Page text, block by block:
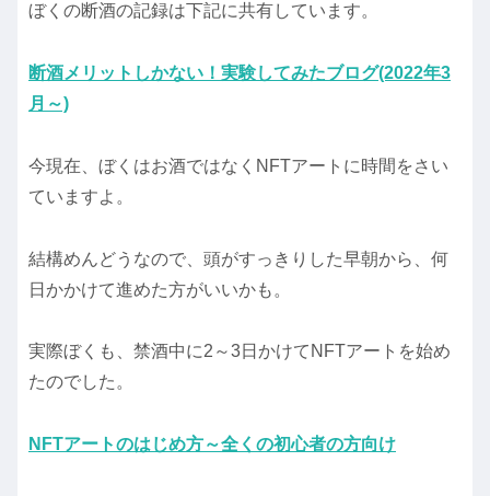
ぼくの断酒の記録は下記に共有しています。
断酒メリットしかない！実験してみたブログ(2022年3
月～)
今現在、ぼくはお酒ではなくNFTアートに時間をさい
ていますよ。
結構めんどうなので、頭がすっきりした早朝から、何
日かかけて進めた方がいいかも。
実際ぼくも、禁酒中に2～3日かけてNFTアートを始め
たのでした。
NFTアートのはじめ方～全くの初心者の方向け